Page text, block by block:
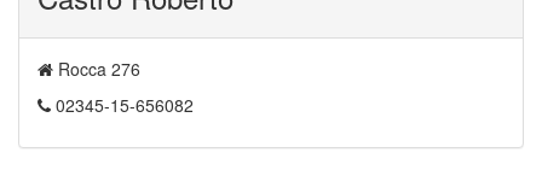
Rocca 276
02345-15-656082